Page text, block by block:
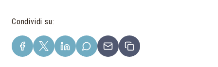
Condividi su: